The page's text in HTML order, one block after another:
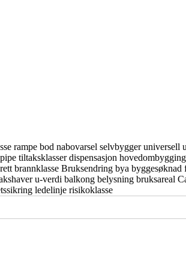
rampe bod nabovarsel selvbyggeruniversell
pipe tiltaksklasserdispensasjon hovedombygging
brannklasse Bruksendring bya byggesøknad
u-verdi balkong belysning bruksareal
ledelinje risikoklasse